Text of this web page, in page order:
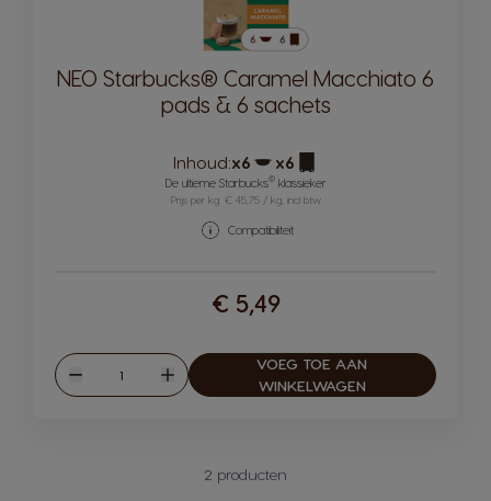
NEO Starbucks® Caramel Macchiato 6
pads & 6 sachets
Inhoud:x6
Pictogram capsule
x6
Pictogram capsule
De ultieme Starbucks®klassieker
Prijs per kg: € 45,75 / kg, incl btw
Compatibiliteit
€ 5,49
Verlagen
Hoeveelheid
Verhogen
VOEG TOE AAN
WINKELWAGEN
2 producten